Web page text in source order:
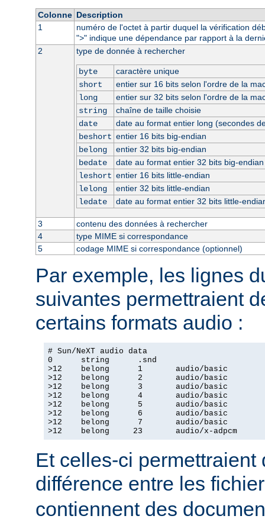
Colonne Description
1
numéro de l'octet à partir duquel la vérification
">" indique une dépendance par rapport à la
2
type de donnée à rechercher
byte
caractère unique
short
entier sur 16 bits selon l'ordre de la
long
entier sur 32 bits selon l'ordre de la
string
chaîne de taille choisie
date
date au format entier long (secondes
beshort entier 16 bits big-endian
belong
entier 32 bits big-endian
bedate
date au format entier 32 bits big-endian
leshort entier 16 bits little-endian
lelong
entier 32 bits little-endian
ledate
date au format entier 32 bits little-
3
contenu des données à rechercher
4
type MIME si correspondance
5
codage MIME si correspondance (optionnel)
Par exemple, les lignes
suivantes permettraient
certains formats audio :
# Sun/NeXT audio data
0      string      .snd
>12    belong      1       audio/basic
>12    belong      2       audio/basic
>12    belong      3       audio/basic
>12    belong      4       audio/basic
>12    belong      5       audio/basic
>12    belong      6       audio/basic
>12    belong      7       audio/basic
>12    belong     23       audio/x-adpcm
Et celles-ci permettraient
différence entre les
contiennent des